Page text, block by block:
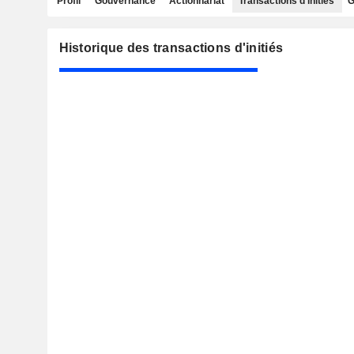
Historique des transactions d'initiés